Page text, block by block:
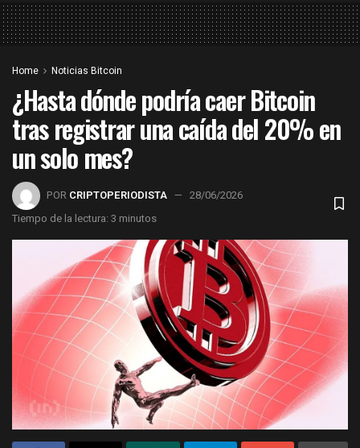
Home Noticias Bitcoin
¿Hasta dónde podría caer Bitcoin
tras registrar una caída del 20% en
un solo mes?
POR CRIPTOPERIODISTA
28/06/2026
Tiempo de la lectura: 3 minutos